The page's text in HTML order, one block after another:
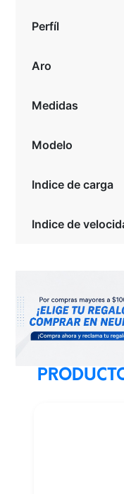
Perfíl
Aro
Medidas
Modelo
Indice de carga
Indice de